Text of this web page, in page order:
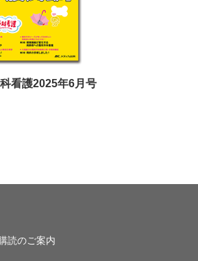
看護2025年6月号
読のご案内